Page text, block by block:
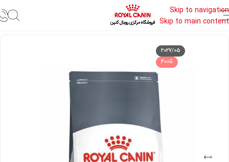
Skip to navigation
Skip to main content
خانه غذای خشک گربه رویال کنین
2027/05
400G